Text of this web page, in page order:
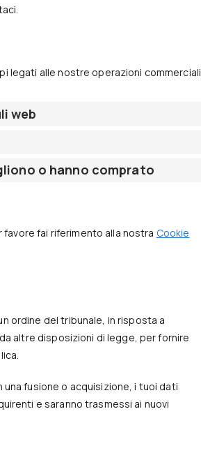
legati alle nostre operazioni commerciali
web
o hanno comprato
fai riferimento alla nostra Cookie
ordine del tribunale, in risposta a
altre disposizioni di legge, per fornire
fusione o acquisizione, i tuoi dati
e saranno trasmessi ai nuovi